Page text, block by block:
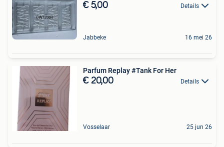
€ 5,00 Details
Jabbeke 16 mei 26
Parfum Replay #Tank For Her
€ 20,00 Details
Vosselaar 25 jun 26